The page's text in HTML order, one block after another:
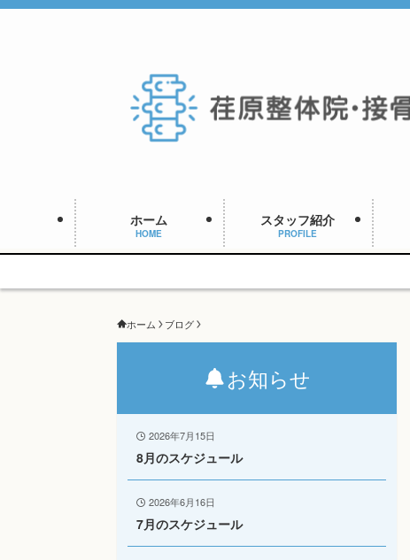
ホーム
HOME
スタッフ紹介
PROFILE
ホーム ブログ
お知らせ
2026年7月15日
8月のスケジュール
2026年6月16日
7月のスケジュール